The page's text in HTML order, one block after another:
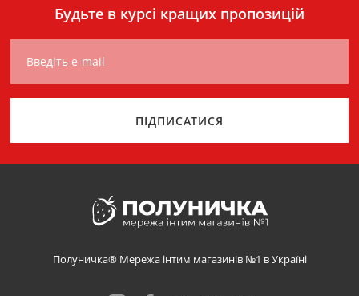
Будьте в курсі кращих пропозицій
Введіть e-mail
ПІДПИСАТИСЯ
Полуничка® Мережа інтим магазинів №1 в Україні